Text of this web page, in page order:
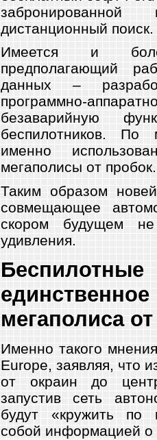
дистанционный поиск.
Имеется и
предполагающий
данных –
программно-
безаварийную
беспилотников. По
именно
мегаполисы от пробок.
Таким образом
совмещающее
скором будущем
удивления.
мегаполиса
Именно такого
Europe, заявляя, что
от окраин до
запустив сеть
будут «кружить по
собой информацией о